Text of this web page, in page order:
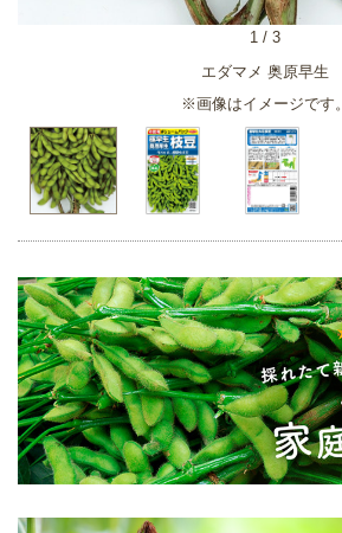
エダマメ 奥原早生
※画像はイメージです。
1 / 3